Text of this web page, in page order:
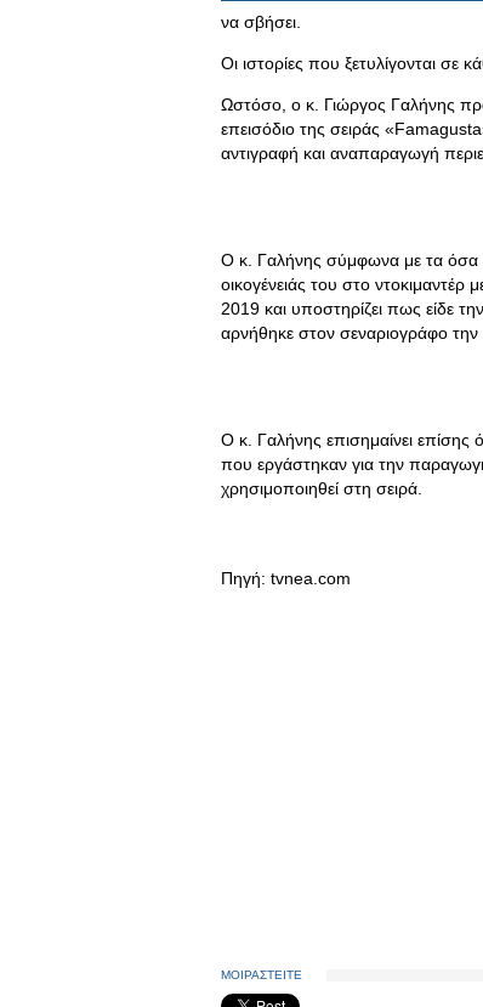
να σβήσει.
Οι ιστορίες που ξετυλίγονται σε
Ωστόσο, ο κ. Γιώργος Γαλήνης
επεισόδιο της σειράς
αντιγραφή και αναπαραγωγή
Ο κ. Γαλήνης σύμφωνα με τα όσα
οικογένειάς του στο ντοκιμαντέρ
2019 και υποστηρίζει πως είδε
αρνήθηκε στον σεναριογράφο
Ο κ. Γαλήνης επισημαίνει επίσης
που εργάστηκαν για την
χρησιμοποιηθεί στη σειρά.
Πηγή: tvnea.com
ΜΟΙΡΑΣΤΕΙΤΕ